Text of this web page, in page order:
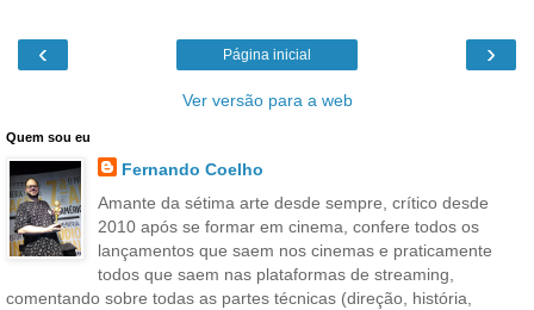
‹ ›
Página inicial
Ver versão para a web
Quem sou eu
Fernando Coelho
Amante da sétima arte desde sempre, crítico desde
2010 após se formar em cinema, confere todos os
lançamentos que saem nos cinemas e praticamente
todos que saem nas plataformas de streaming,
comentando sobre todas as partes técnicas (direção, história,